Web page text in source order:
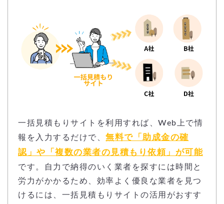
一括見積もりサイトを利用すれば、Web上で情
報を入力するだけで、 無料で「助成金の確
認」や「複数の業者の見積もり依頼」が可能
です。自力で納得のいく業者を探すには時間と
労力がかかるため、効率よく優良な業者を見つ
けるには、一括見積もりサイトの活用がおすす